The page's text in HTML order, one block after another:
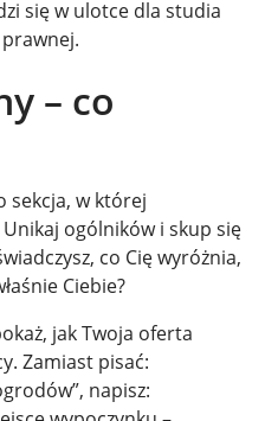
się w ulotce dla studia
– co
sekcja, w której
ogólników i skup się
co Cię wyróżnia,
Ciebie?
jak Twoja oferta
Zamiast pisać:
napisz: